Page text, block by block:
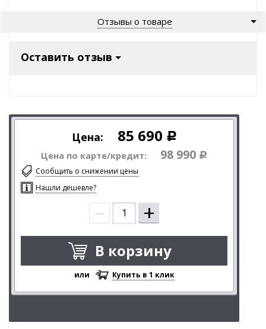
Отзывы о товаре
Оставить отзыв
Цена: 85 690 Р
Цена по карте/кредит: 98 990 Р
Сообщить о снижении цены
Нашли дешевле?
– +
В корзину
или Купить в 1 клик